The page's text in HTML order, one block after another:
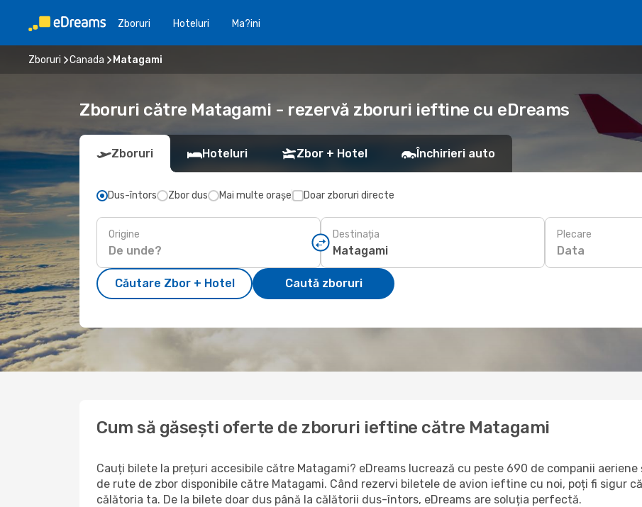
Zboruri Hoteluri Ma?ini
Zboruri Canada Matagami
Zboruri către Matagami - rezervă zboruri ieftine cu eDreams
Zboruri Hoteluri Zbor + Hotel Închirieri auto
Dus-întors Zbor dus Mai multe orașe Doar zboruri directe
Origine Destinația Plecare
Data
Căutare Zbor + Hotel Caută zboruri
Cum să găsești oferte de zboruri ieftine către Matagami
Cauți bilete la prețuri accesibile către Matagami? eDreams lucrează cu peste 690 de companii
de rute de zbor disponibile către Matagami. Când rezervi biletele de avion ieftine cu noi, poți fi sigur
călătoria ta. De la bilete doar dus până la călătorii dus-întors, eDreams are soluția perfectă.